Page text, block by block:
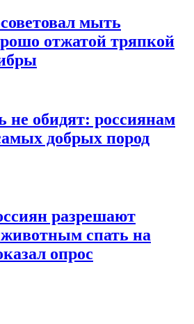
мыть
отжатой тряпкой
обидят: россиянам
добрых пород
разрешают
спать на
опрос